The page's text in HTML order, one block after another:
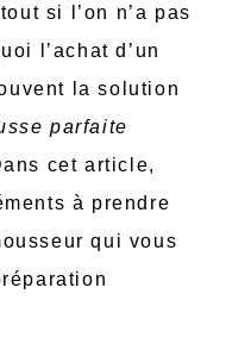
si l’on n’a pas
l’achat d’un
la solution
parfaite
cet article,
à prendre
qui vous